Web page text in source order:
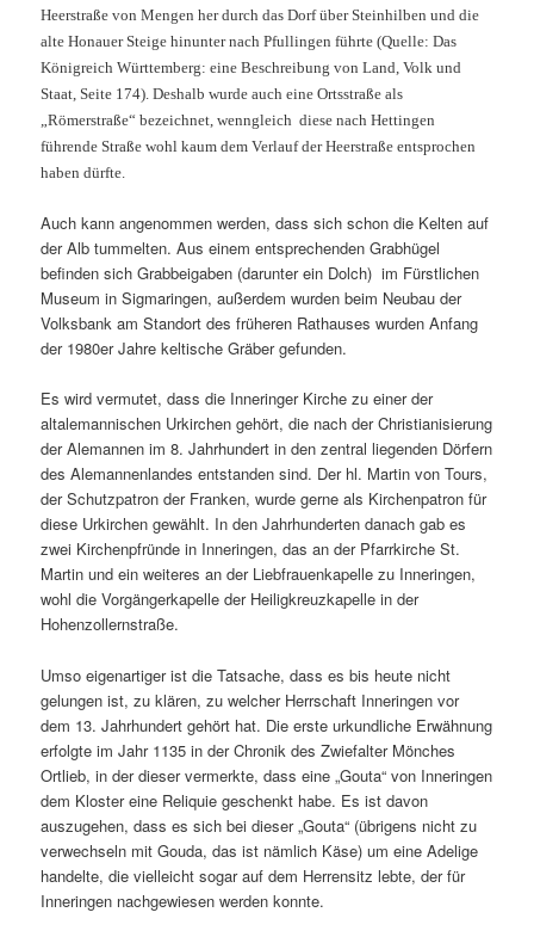
Heerstraße von Mengen her durch das Dorf über Steinhilben und die
alte Honauer Steige hinunter nach Pfullingen führte (Quelle: Das
Königreich Württemberg: eine Beschreibung von Land, Volk und
Staat, Seite 174). Deshalb wurde auch eine Ortsstraße als
„Römerstraße“ bezeichnet, wenngleich diese nach Hettingen
führende Straße wohl kaum dem Verlauf der Heerstraße entsprochen
haben dürfte.
Auch kann angenommen werden, dass sich schon die Kelten auf
der Alb tummelten. Aus einem entsprechenden Grabhügel
befinden sich Grabbeigaben (darunter ein Dolch) im Fürstlichen
Museum in Sigmaringen, außerdem wurden beim Neubau der
Volksbank am Standort des früheren Rathauses wurden Anfang
der 1980er Jahre keltische Gräber gefunden.
Es wird vermutet, dass die Inneringer Kirche zu einer der
altalemannischen Urkirchen gehört, die nach der Christianisierung
der Alemannen im 8. Jahrhundert in den zentral liegenden Dörfern
des Alemannenlandes entstanden sind. Der hl. Martin von Tours,
der Schutzpatron der Franken, wurde gerne als Kirchenpatron für
diese Urkirchen gewählt. In den Jahrhunderten danach gab es
zwei Kirchenpfründe in Inneringen, das an der Pfarrkirche St.
Martin und ein weiteres an der Liebfrauenkapelle zu Inneringen,
wohl die Vorgängerkapelle der Heiligkreuzkapelle in der
Hohenzollernstraße.
Umso eigenartiger ist die Tatsache, dass es bis heute nicht
gelungen ist, zu klären, zu welcher Herrschaft Inneringen vor
dem 13. Jahrhundert gehört hat. Die erste urkundliche Erwähnung
erfolgte im Jahr 1135 in der Chronik des Zwiefalter Mönches
Ortlieb, in der dieser vermerkte, dass eine „Gouta“ von Inneringen
dem Kloster eine Reliquie geschenkt habe. Es ist davon
auszugehen, dass es sich bei dieser „Gouta“ (übrigens nicht zu
verwechseln mit Gouda, das ist nämlich Käse) um eine Adelige
handelte, die vielleicht sogar auf dem Herrensitz lebte, der für
Inneringen nachgewiesen werden konnte.